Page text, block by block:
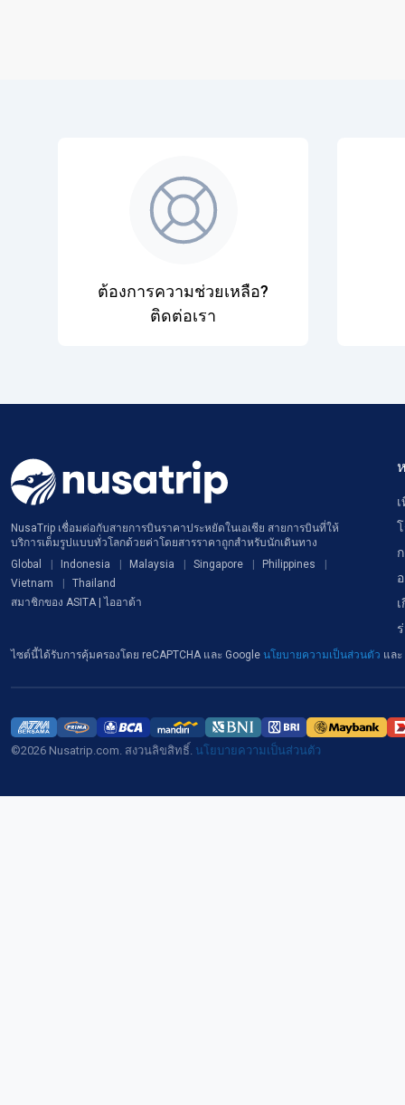
ต้องการความช่วยเหลือ?
ติดต่อเรา
NusaTrip เชื่อมต่อกับสายการบินราคาประหยัดในเอเชีย สายการบินที่ให้
บริการเต็มรูปแบบทั่วโลกด้วยค่าโดยสารราคาถูกสำหรับนักเดินทาง
Global
Indonesia Malaysia Singapore
Philippines
Vietnam
Thailand
สมาชิกของ ASITA | ไออาต้า
ไซต์นี้ได้รับการคุ้มครองโดย reCAPTCHA และ Google นโยบายความเป็นส่วนตัว และ
©2026 Nusatrip.com. สงวนลิขสิทธิ์. นโยบายความเป็นส่วนตัว